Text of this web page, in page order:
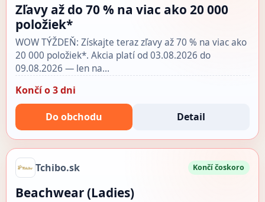
Zľavy až do 70 % na viac ako 20 000
položiek*
WOW TÝŽDEŇ: Získajte teraz zľavy až 70 % na viac ako
20 000 položiek*. Akcia platí od 03.08.2026 do
09.08.2026 — len na…
Končí o 3 dni
Do obchodu Detail
Tchibo.sk Končí čoskoro
Beachwear (Ladies)